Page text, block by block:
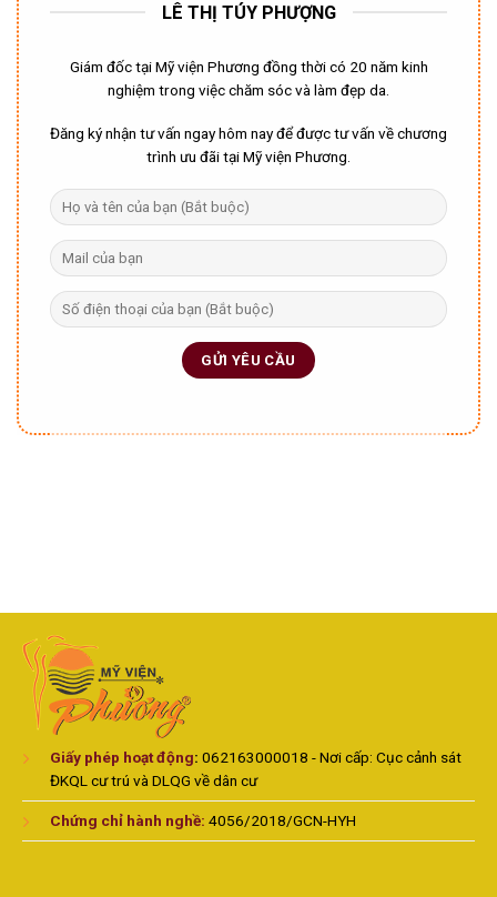
LÊ THỊ TÚY PHƯỢNG
Giám đốc tại Mỹ viện Phương đồng thời có 20 năm kinh
nghiệm trong việc chăm sóc và làm đẹp da.
Đăng ký nhận tư vấn ngay hôm nay để được tư vấn về chương
trình ưu đãi tại Mỹ viện Phương.
Giấy phép hoạt động: 062163000018 - Nơi cấp: Cục cảnh sát
ĐKQL cư trú và DLQG về dân cư
Chứng chỉ hành nghề: 4056/2018/GCN-HYH